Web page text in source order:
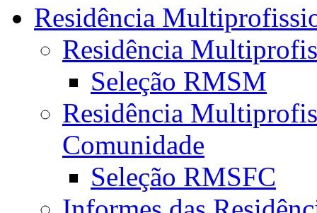
Residência
Residência
Seleção RMSM
Residência
Comunidade
Seleção RMSFC